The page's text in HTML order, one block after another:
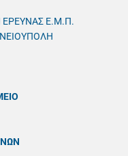
ΕΡΕΥΝΑΣ Ε.Μ.Π.